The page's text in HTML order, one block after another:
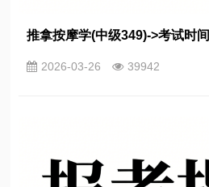
推拿按摩学(中级349)->考试时间
2026-03-26 39942